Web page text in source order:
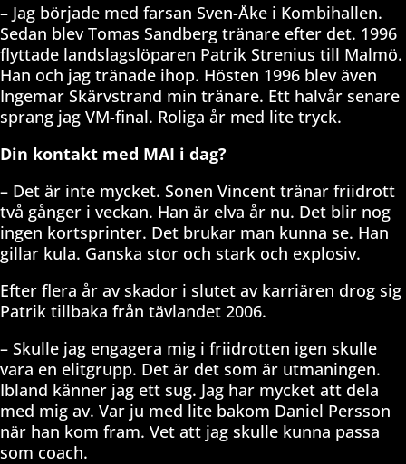
– Jag började med farsan Sven-Åke i Kombihallen.
Sedan blev Tomas Sandberg tränare efter det. 1996
flyttade landslagslöparen Patrik Strenius till Malmö.
Han och jag tränade ihop. Hösten 1996 blev även
Ingemar Skärvstrand min tränare. Ett halvår senare
sprang jag VM-final. Roliga år med lite tryck.
Din kontakt med MAI i dag?
– Det är inte mycket. Sonen Vincent tränar friidrott
två gånger i veckan. Han är elva år nu. Det blir nog
ingen kortsprinter. Det brukar man kunna se. Han
gillar kula. Ganska stor och stark och explosiv.
Efter flera år av skador i slutet av karriären drog sig
Patrik tillbaka från tävlandet 2006.
– Skulle jag engagera mig i friidrotten igen skulle
vara en elitgrupp. Det är det som är utmaningen.
Ibland känner jag ett sug. Jag har mycket att dela
med mig av. Var ju med lite bakom Daniel Persson
när han kom fram. Vet att jag skulle kunna passa
som coach.